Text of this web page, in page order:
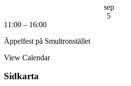
sep
5
11:00 – 16:00
Äppelfest på Smultronstället
View Calendar
Sidkarta